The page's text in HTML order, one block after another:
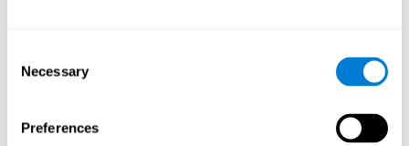
Selection
Necessary
Preferences
Robertson, I. H., Manly, T., Andrade, J., Baddeley, B., & Yiend,
J. (1997). `Oops!’: Performance correlates of everyday
subjects. Neuropsychologia, 35(6), 747-758.
https://doi.org/10.1016/s0028-3932(97)00015-8